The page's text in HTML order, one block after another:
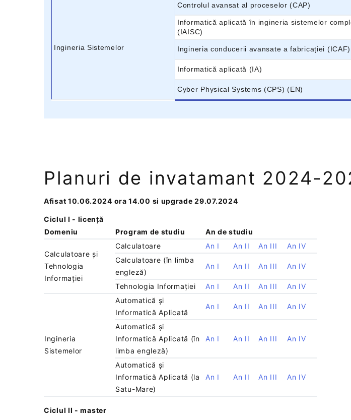
Ingineria Sistemelor
Controlul avansat al proceselor (CAP)
Informatică aplicată în ingineria sistemelor
(IAISC)
Ingineria conducerii avansate a fabricației (ICAF)
Informatică aplicată (IA)
Cyber Physical Systems (CPS) (EN)
Planuri de invatamant 2024-
Afisat 10.06.2024 ora 14.00 si upgrade 29.07.2024
Ciclul I - licență
Domeniu
Program de studiu An de studiu
Calculatoare și
Tehnologia
Informației
Calculatoare An I An II An III
An IV
Calculatoare (în limba
engleză)
An I An II An III An IV
Tehnologia Informației An I An II An III An IV
Ingineria
Sistemelor
Automatică și
Informatică Aplicată
An I An II An III An IV
Automatică și
Informatică Aplicată (în
limba engleză)
An I An II An III An IV
Automatică și
Informatică Aplicată (la
Satu-Mare)
An I An II An III An IV
Ciclul II - master